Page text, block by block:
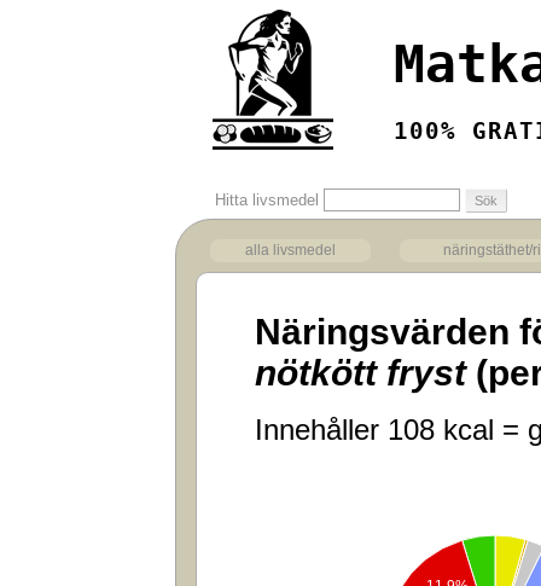
100%
Hitta livsmedel
alla livsmedel näringstäthet/
Näringsvärden
nötkött fryst
Innehåller 108 kcal =